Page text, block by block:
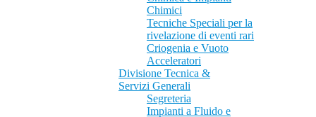
Chimici
Tecniche Speciali per la
rivelazione di eventi rari
Criogenia e Vuoto
Acceleratori
Divisione Tecnica &
Servizi Generali
Segreteria
Impianti a Fluido e